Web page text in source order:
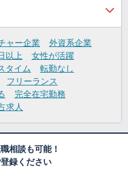
ャー企業
外資系企業
以上
女性が活躍
タイム
転勤なし
フリーランス
完全在宅勤務
求人
相談も可能！
録ください